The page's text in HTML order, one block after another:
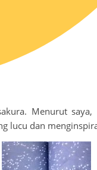
Menurut saya,
lucu dan